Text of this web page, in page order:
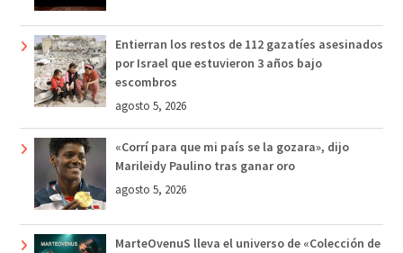
Entierran los restos de 112 gazatíes asesinados
por Israel que estuvieron 3 años bajo
escombros
agosto 5, 2026
«Corrí para que mi país se la gozara», dijo
Marileidy Paulino tras ganar oro
agosto 5, 2026
MarteOvenuS lleva el universo de «Colección de